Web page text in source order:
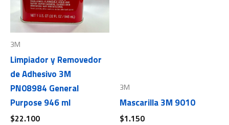
3M
Limpiador y Removedor
de Adhesivo 3M
PN08984 General
Purpose 946 ml
$22.100
3M
Mascarilla 3M 9010
$1.150